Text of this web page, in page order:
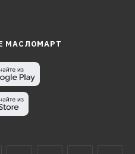
МАСЛОМАРТ